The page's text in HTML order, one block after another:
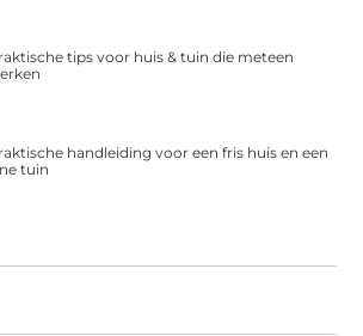
tips voor huis & tuin die meteen
handleiding voor een fris huis en een
tuin